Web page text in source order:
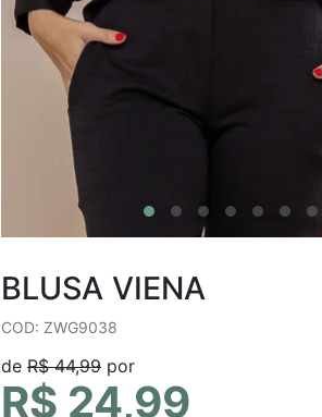
BLUSA VIENA
COD: ZWG9038
de R$ 44,99 por
R$ 24,99